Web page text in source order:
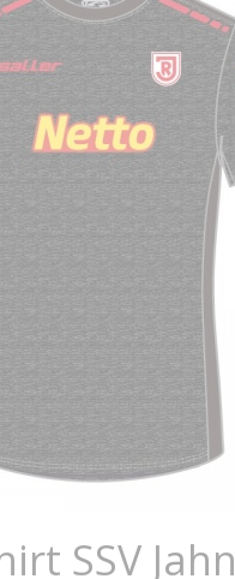
SSV Jahn